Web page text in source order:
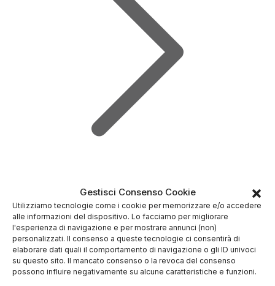
Gestisci Consenso Cookie
Utilizziamo tecnologie come i cookie per memorizzare e/o accedere
alle informazioni del dispositivo. Lo facciamo per migliorare
l'esperienza di navigazione e per mostrare annunci (non)
personalizzati. Il consenso a queste tecnologie ci consentirà di
elaborare dati quali il comportamento di navigazione o gli ID univoci
su questo sito. Il mancato consenso o la revoca del consenso
possono influire negativamente su alcune caratteristiche e funzioni.